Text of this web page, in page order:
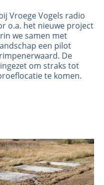
Vroege Vogels radio
o.a. het nieuwe project
we samen met
een pilot
De
om straks tot
te komen.